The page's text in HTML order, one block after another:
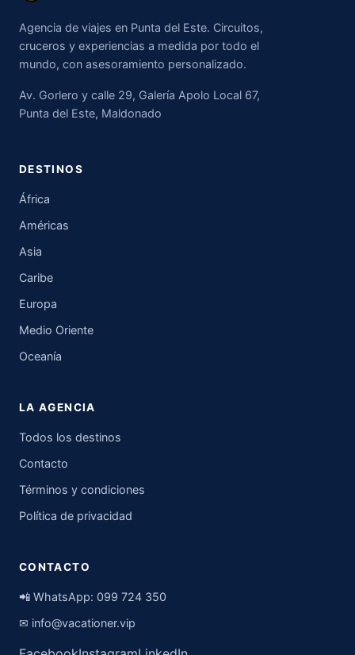
Agencia de viajes en Punta del Este. Circuitos,
cruceros y experiencias a medida por todo el
mundo, con asesoramiento personalizado.
Av. Gorlero y calle 29, Galería Apolo Local 67,
Punta del Este, Maldonado
DESTINOS
África
Américas
Asia
Caribe
Europa
Medio Oriente
Oceanía
LA AGENCIA
Todos los destinos
Contacto
Términos y condiciones
Política de privacidad
CONTACTO
📲 WhatsApp: 099 724 350
✉ info@vacationer.vip